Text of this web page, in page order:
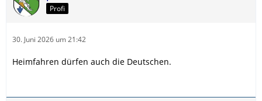
Profi
30. Juni 2026 um 21:42
Heimfahren dürfen auch die Deutschen.